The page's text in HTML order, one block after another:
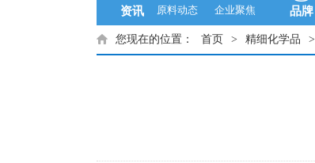
资讯
原料动态
企业聚焦 品牌
您现在的位置： 首页 > 精细化学品 >